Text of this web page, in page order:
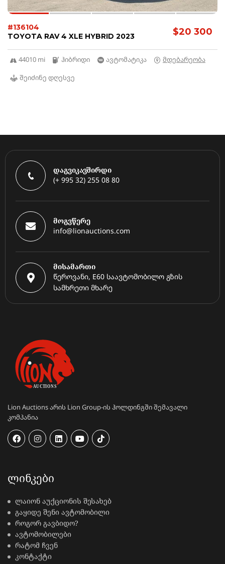
$20 300
#136104
TOYOTA RAV 4 XLE HYBRID 2023
44010 mi ჰიბრიდი ავტომატიკა
მდებარეობა
შეიძინე დღესვე
დაგვიკავშირდი
(+ 995 32) 255 08 80
მოგვწერე
info@lionauctions.com
მისამართი
წეროვანი, E60 საავტომობილო გზის
სამხრეთი მხარე
Lion Auctions არის Lion Group-ის ჰოლდინგში შემავალი
კომპანია
ᲚᲘᲜᲙᲔᲑᲘ
ლაიონ აუქციონის შესახებ
გაყიდე შენი ავტომობილი
როგორ გავბიდო?
ავტომობილები
რატომ ჩვენ
კონტაქტი